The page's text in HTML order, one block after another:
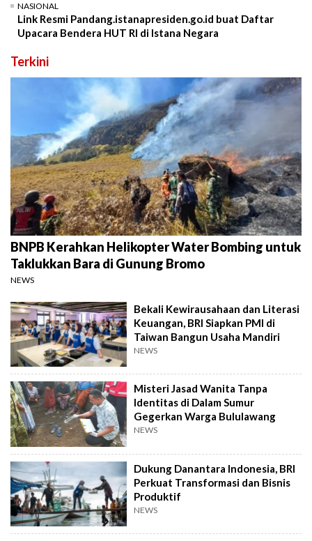
NASIONAL
Link Resmi Pandang.istanapresiden.go.id buat Daftar
Upacara Bendera HUT RI di Istana Negara
Terkini
BNPB Kerahkan Helikopter Water Bombing untuk
Taklukkan Bara di Gunung Bromo
NEWS
Bekali Kewirausahaan dan Literasi
Keuangan, BRI Siapkan PMI di
Taiwan Bangun Usaha Mandiri
NEWS
Misteri Jasad Wanita Tanpa
Identitas di Dalam Sumur
Gegerkan Warga Bululawang
NEWS
Dukung Danantara Indonesia, BRI
Perkuat Transformasi dan Bisnis
Produktif
NEWS